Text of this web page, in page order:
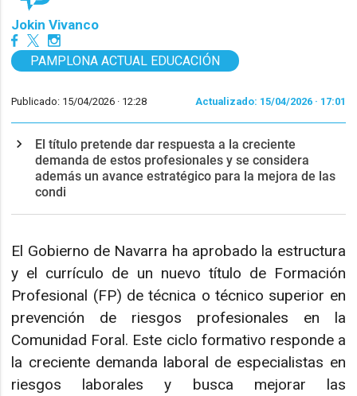
Jokin Vivanco
PAMPLONA ACTUAL EDUCACIÓN
Publicado: 15/04/2026 · 12:28 Actualizado: 15/04/2026 · 17:01
El título pretende dar respuesta a la creciente
demanda de estos profesionales y se considera
además un avance estratégico para la mejora de las
condi
El Gobierno de Navarra ha aprobado la estructura
y el currículo de un nuevo título de Formación
Profesional (FP) de técnica o técnico superior en
prevención de riesgos profesionales en la
Comunidad Foral. Este ciclo formativo responde a
la creciente demanda laboral de especialistas en
riesgos laborales y busca mejorar las